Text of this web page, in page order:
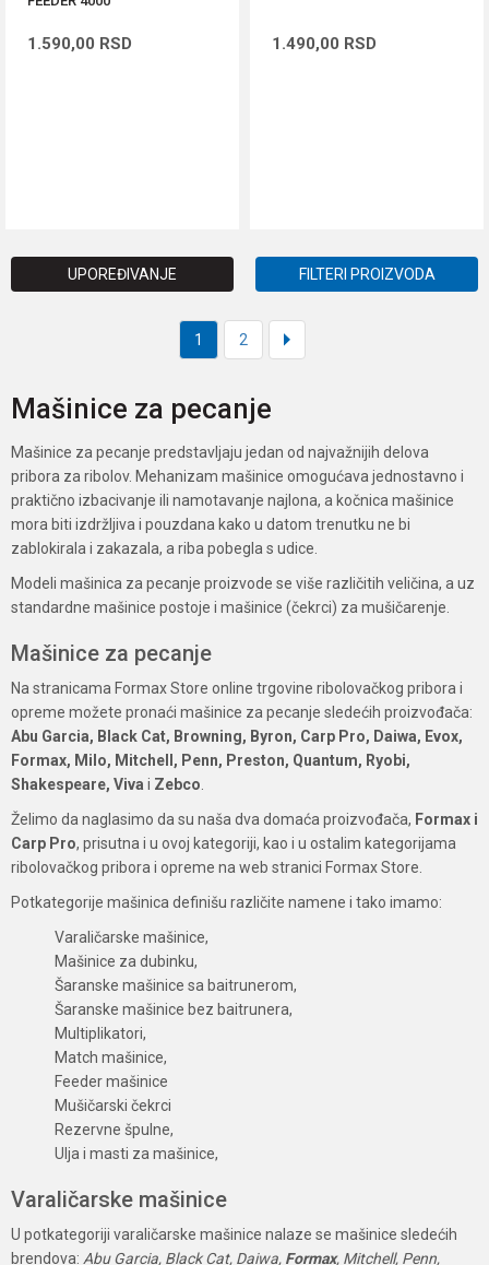
1.590,00 RSD 1.490,00 RSD
UPOREĐIVANJE FILTERI PROIZVODA
1 2
Mašinice za pecanje
Mašinice za pecanje predstavljaju jedan od najvažnijih delova
pribora za ribolov. Mehanizam mašinice omogućava jednostavno i
praktično izbacivanje ili namotavanje najlona, a kočnica mašinice
mora biti izdržljiva i pouzdana kako u datom trenutku ne bi
zablokirala i zakazala, a riba pobegla s udice.
Modeli mašinica za pecanje proizvode se više različitih veličina, a uz
standardne mašinice postoje i mašinice (čekrci) za mušičarenje.
Mašinice za pecanje
Na stranicama Formax Store online trgovine ribolovačkog pribora i
opreme možete pronaći mašinice za pecanje sledećih proizvođača:
Abu Garcia, Black Cat, Browning, Byron, Carp Pro, Daiwa, Evox,
Formax, Milo, Mitchell, Penn, Preston, Quantum, Ryobi,
Shakespeare, Viva i Zebco
Želimo da naglasimo da su naša dva domaća proizvođača, Formax i
Carp Pro, prisutna i u ovoj kategoriji, kao i u ostalim kategorijama
ribolovačkog pribora i opreme na web stranici Formax Store.
Potkategorije mašinica definišu različite namene i tako imamo:
Varaličarske mašinice,
Mašinice za dubinku,
Šaranske mašinice sa baitrunerom,
Šaranske mašinice bez baitrunera,
Multiplikatori,
Match mašinice,
Feeder mašinice
Mušičarski čekrci
Rezervne špulne,
Ulja i masti za mašinice,
Varaličarske mašinice
U potkategoriji varaličarske mašinice nalaze se mašinice sledećih
brendova: Abu Garcia, Black Cat, Daiwa, Formax, Mitchell, Penn,